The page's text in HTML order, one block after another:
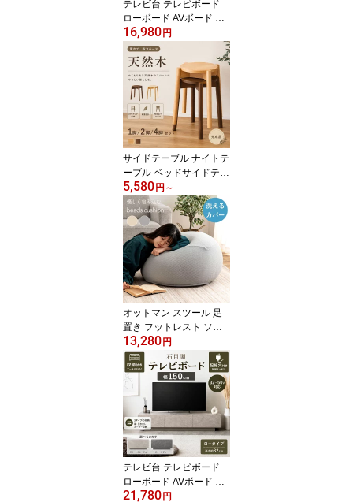
テレビ台 テレビボード
ローボード AVボード リ
ビング収納 幅100cm 本
棚付きキャビネット 奥行
30cm 高さ70cm 省スペ
ース コンパクト スリム
天然木 木製 アイアン ラ
タン 木目調 北欧 韓国イ
ンテリア ヴィンテージ
モダン ナチュラル
16,980 円
サイドテーブル ナイトテ
ーブル ベッドサイドテー
ブル ソファサイド スツ
ール 省スペース コンパ
クト スリム 天然木 木製
アイアン ラタン 木目調
北欧 韓国インテリア ヴ
ィンテージ モダン ナチ
ュラル シンプル おしゃ
れ 一人暮らし 新生活 リ
ビング
5,580 円 ～
オットマン スツール 足
置き フットレスト ソフ
ァ用 ビーズクッション
省スペース コンパクト
スリム 天然木 木製 アイ
アン ラタン 木目調 北欧
韓国インテリア ヴィンテ
ージ モダン ナチュラル
シンプル おしゃれ 一人
暮らし 新生活 リビング
13,280 円
テレビ台 テレビボード
ローボード AVボード リ
ビング収納 幅150cm 引
21,780 円